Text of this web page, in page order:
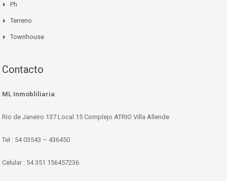
Ph
Terreno
Townhouse
Contacto
ML Inmobliliaria:
Rio de Janeiro 137 Local 15 Complejo ATRIO Villa Allende
Tel : 54 03543 – 436450
Celular : 54 351 156457236